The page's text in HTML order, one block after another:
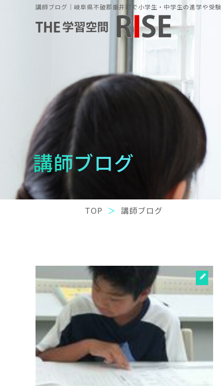
講師ブログ｜岐阜県不破郡垂井町で小学生・中学生の進学や受
講師ブログ
TOP 講師ブログ